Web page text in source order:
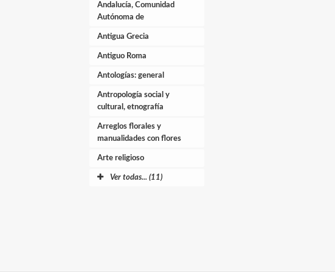
Andalucía, Comunidad
Autónoma de
Antigua Grecia
Antiguo Roma
Antologías: general
Antropología social y
cultural, etnografía
Arreglos florales y
manualidades con flores
Arte religioso
Ver todas... (11)